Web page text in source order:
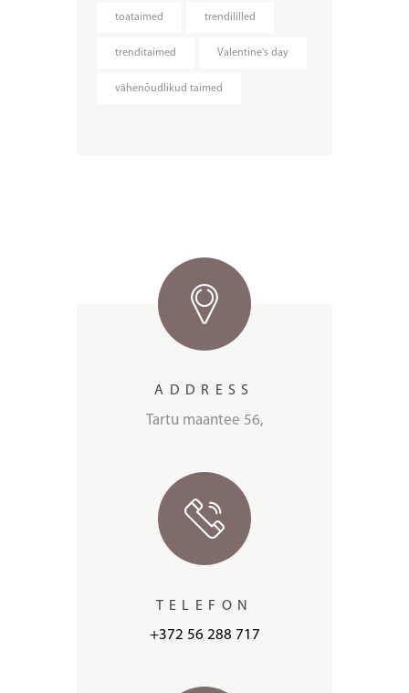
toataimed trendililled
trenditaimed Valentine's day
vähenõudlikud taimed
ADDRESS
Tartu maantee 56,
TELEFON
+372 56 288 717